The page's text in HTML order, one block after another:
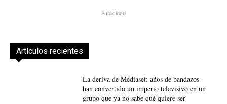
Publicidad
Artículos recientes
La deriva de Mediaset: años de bandazos
han convertido un imperio televisivo en un
grupo que ya no sabe qué quiere ser